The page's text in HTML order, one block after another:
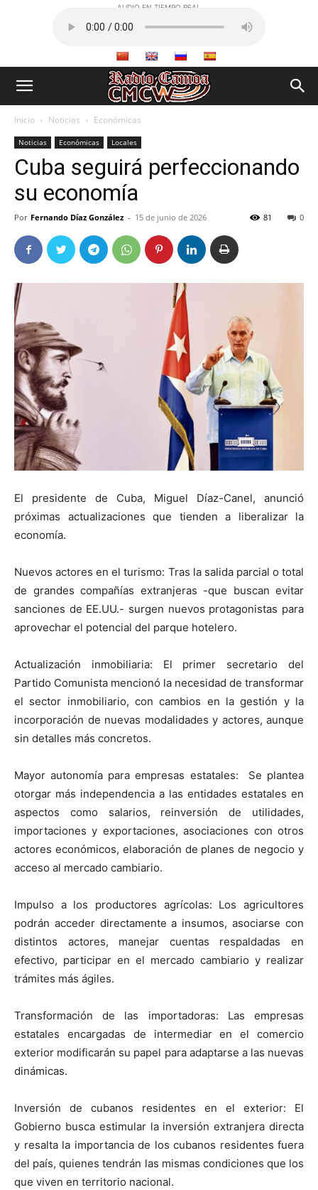
AUDIO EN TIEMPO REAL
Inicio Noticias Económicas
Noticias Económicas Locales
Cuba seguirá perfeccionando
su economía
Por Fernando Díaz González - 15 de junio de 2026 0
81
El presidente de Cuba, Miguel Díaz-Canel, anunció
próximas actualizaciones que tienden a liberalizar la
economía.
Nuevos actores en el turismo: Tras la salida parcial o total
de grandes compañías extranjeras -que buscan evitar
sanciones de EE.UU.- surgen nuevos protagonistas para
aprovechar el potencial del parque hotelero.
Actualización inmobiliaria: El primer secretario del
Partido Comunista mencionó la necesidad de transformar
el sector inmobiliario, con cambios en la gestión y la
incorporación de nuevas modalidades y actores, aunque
sin detalles más concretos.
Mayor autonomía para empresas estatales: Se plantea
otorgar más independencia a las entidades estatales en
aspectos como salarios, reinversión de utilidades,
importaciones y exportaciones, asociaciones con otros
actores económicos, elaboración de planes de negocio y
acceso al mercado cambiario.
Impulso a los productores agrícolas: Los agricultores
podrán acceder directamente a insumos, asociarse con
distintos actores, manejar cuentas respaldadas en
efectivo, participar en el mercado cambiario y realizar
trámites más ágiles.
Transformación de las importadoras: Las empresas
estatales encargadas de intermediar en el comercio
exterior modificarán su papel para adaptarse a las nuevas
dinámicas.
Inversión de cubanos residentes en el exterior: El
Gobierno busca estimular la inversión extranjera directa
y resalta la importancia de los cubanos residentes fuera
del país, quienes tendrán las mismas condiciones que los
que viven en territorio nacional.